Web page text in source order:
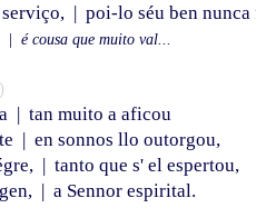
serviço, | poi-lo séu ben nunca
é cousa que muito val...
| tan muito a aficou
| en sonnos llo outorgou,
| tanto que s' el espertou,
| a Sennor espirital.